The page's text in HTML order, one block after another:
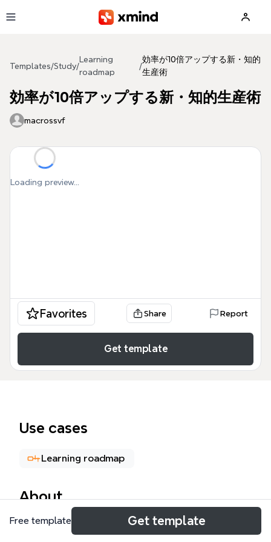
Templates/Study/
Learning
roadmap
/
効率が10倍アップする新・知的
生産術
効率が10倍アップする新・知的生産術
macrossvf
Loading preview...
Favorites Share Report
Get template
Use cases
Learning roadmap
About
『効率が10倍アップする新・知的生産術』のマインド
Free template Get template